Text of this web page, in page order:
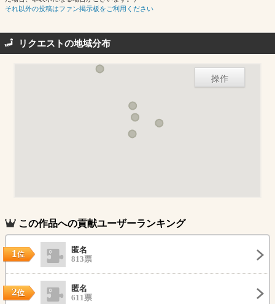
それ以外の投稿はファン掲示板をご利用ください
リクエストの地域分布
操作
この作品への貢献ユーザーランキング
1位
匿名
813票
2位
匿名
611票